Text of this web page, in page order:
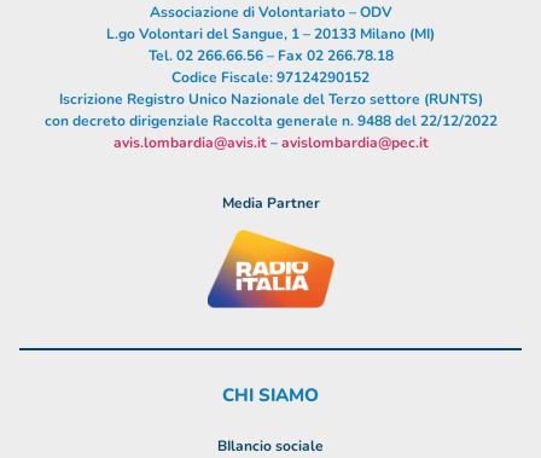
Associazione di Volontariato – ODV
L.go Volontari del Sangue, 1 – 20133 Milano (MI)
Tel. 02 266.66.56 – Fax 02 266.78.18
Codice Fiscale: 97124290152
Iscrizione Registro Unico Nazionale del Terzo settore (RUNTS)
con decreto dirigenziale Raccolta generale n. 9488 del 22/12/2022
avis.lombardia@avis.it–avislombardia@pec.it
Media Partner
CHI SIAMO
BIlancio sociale